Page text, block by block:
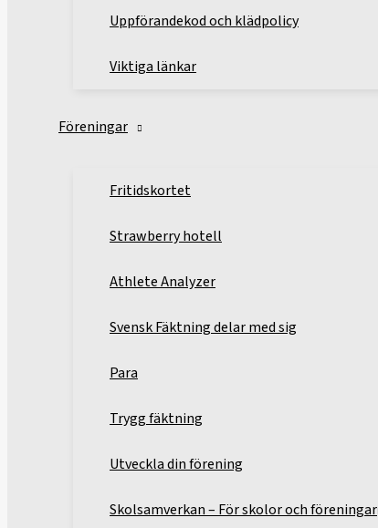
Uppförandekod och klädpolicy
Viktiga länkar
Föreningar
Fritidskortet
Strawberry hotell
Athlete Analyzer
Svensk Fäktning delar med sig
Para
Trygg fäktning
Utveckla din förening
Skolsamverkan – För skolor och föreningar